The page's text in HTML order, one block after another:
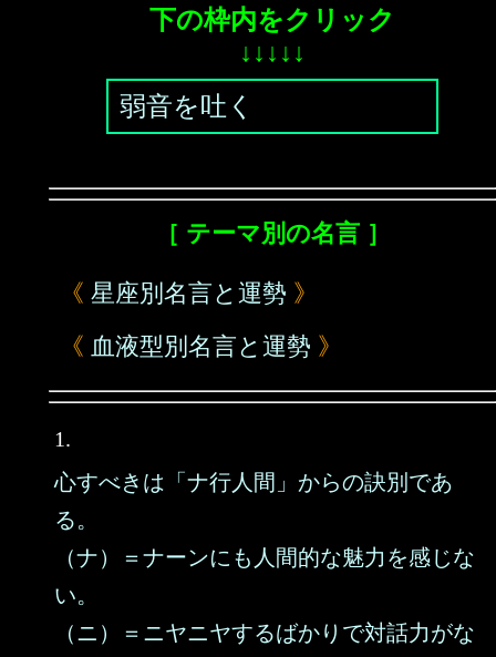
下の枠内をクリック
↓↓↓↓↓
弱音を吐く
［ テーマ別の名言 ］
《 星座別名言と運勢 》
《 血液型別名言と運勢 》
1.
心すべきは「ナ行人間」からの訣別であ
る。
（ナ）＝ナーンにも人間的な魅力を感じな
い。
（ニ）＝ニヤニヤするばかりで対話力がな